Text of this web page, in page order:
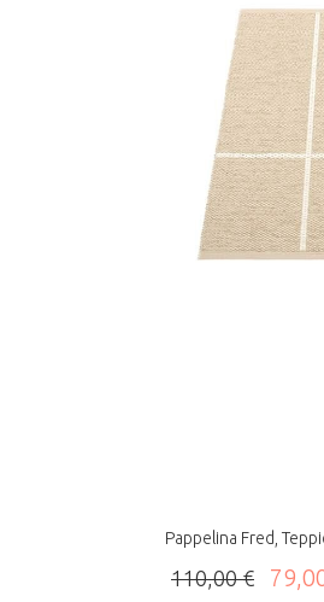
Pappelina Fred,
110,00 €